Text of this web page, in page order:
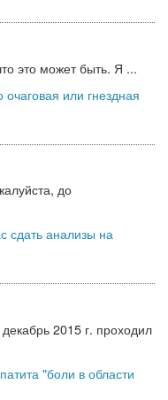
это может быть. Я ...
очаговая или гнездная
до
сдать анализы на
2015 г. проходил
"боли в области